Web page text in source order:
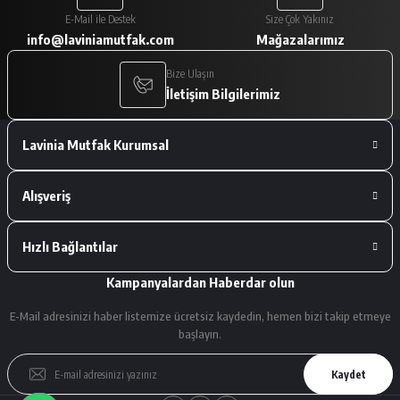
Paketleme çok iyiydi. Ürünler tam
istediğimiz gibiydi.
A... V... | 29/01/2026
Deneyimini Paylaş
E-Mail ile Destek
info@laviniamutfak.com
Size Çok Yakınız
Mağazalarımız
Bize Ulaşın
İletişim Bilgilerimiz
Lavinia Mutfak Kurumsal
Alışveriş
Hızlı Bağlantılar
Kampanyalardan Haberdar olun
E-Mail adresinizi haber listemize ücretsiz kaydedin, hemen bizi takip etmeye
başlayın.
Kaydet